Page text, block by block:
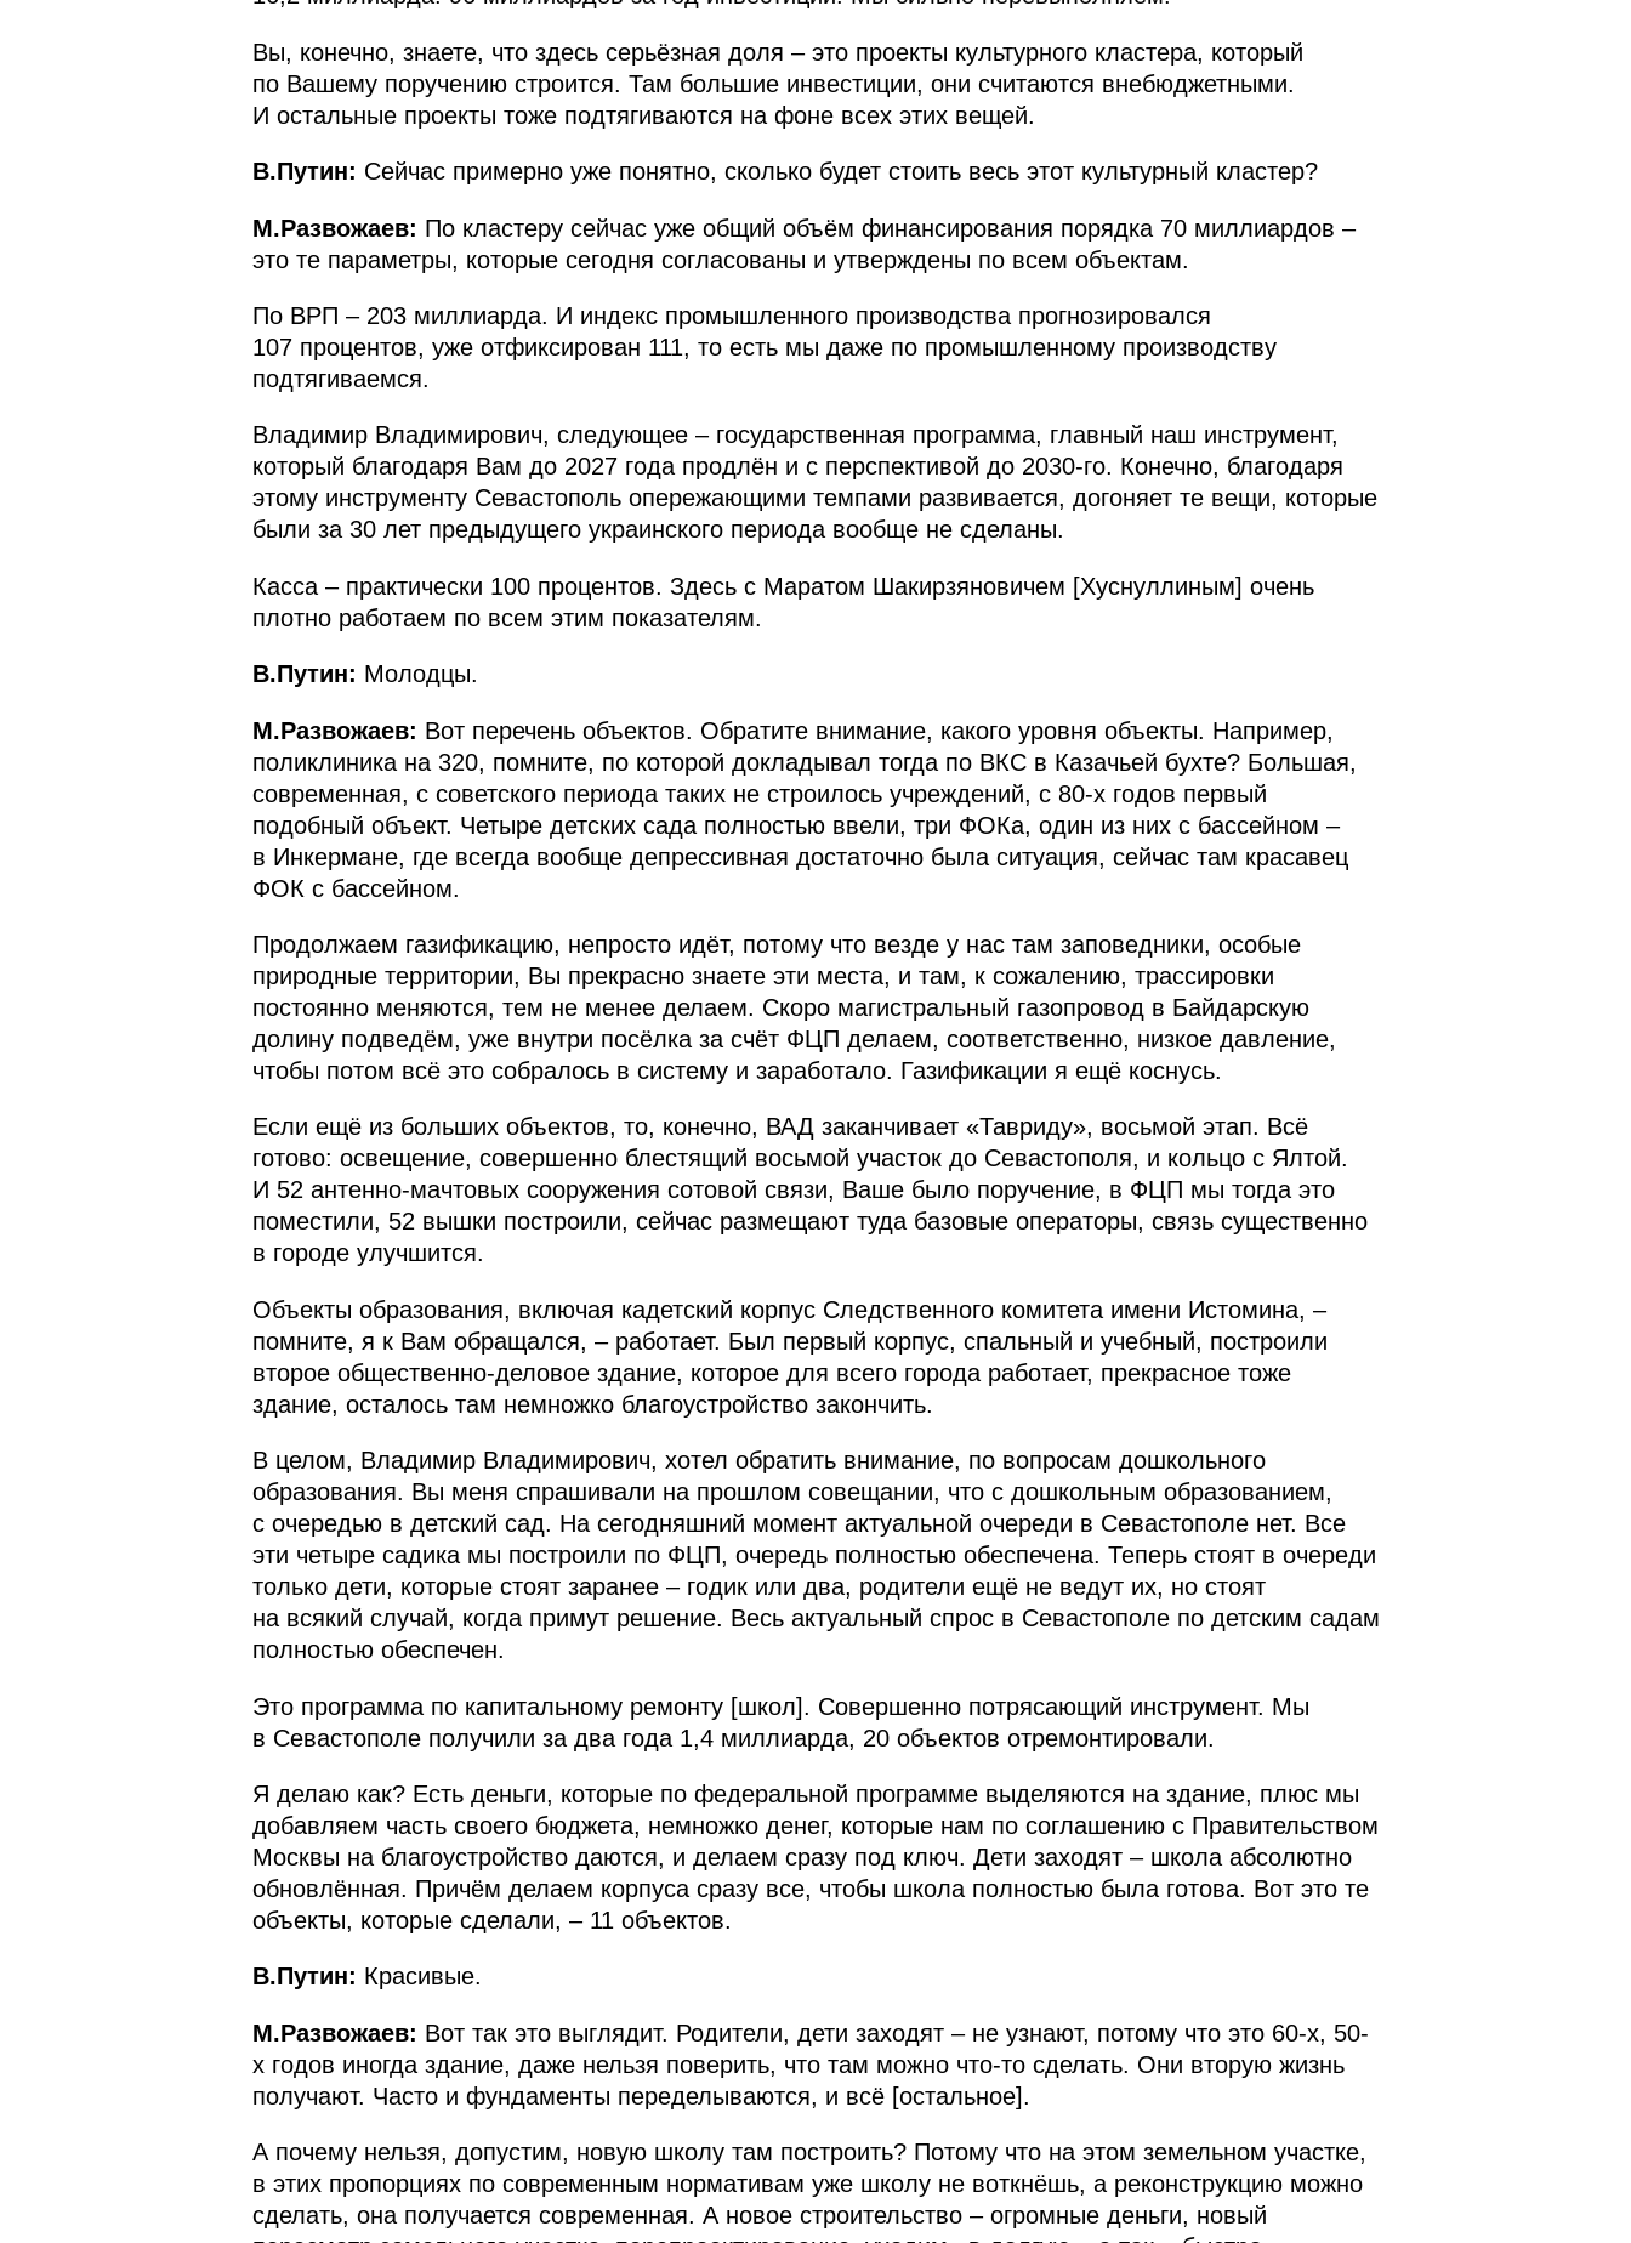
Вы, конечно, знаете, что здесь серьёзная доля – это проекты культурного кластера, который
по Вашему поручению строится. Там большие инвестиции, они считаются внебюджетными.
И остальные проекты тоже подтягиваются на фоне всех этих вещей.
В.Путин: Сейчас примерно уже понятно, сколько будет стоить весь этот культурный кластер?
М.Развожаев: По кластеру сейчас уже общий объём финансирования порядка 70 миллиардов –
это те параметры, которые сегодня согласованы и утверждены по всем объектам.
По ВРП – 203 миллиарда. И индекс промышленного производства прогнозировался
107 процентов, уже отфиксирован 111, то есть мы даже по промышленному производству
подтягиваемся.
Владимир Владимирович, следующее – государственная программа, главный наш инструмент,
который благодаря Вам до 2027 года продлён и с перспективой до 2030-го. Конечно, благодаря
этому инструменту Севастополь опережающими темпами развивается, догоняет те вещи, которые
были за 30 лет предыдущего украинского периода вообще не сделаны.
Касса – практически 100 процентов. Здесь с Маратом Шакирзяновичем [Хуснуллиным] очень
плотно работаем по всем этим показателям.
В.Путин: Молодцы.
М.Развожаев: Вот перечень объектов. Обратите внимание, какого уровня объекты. Например,
поликлиника на 320, помните, по которой докладывал тогда по ВКС в Казачьей бухте? Большая,
современная, с советского периода таких не строилось учреждений, с 80-х годов первый
подобный объект. Четыре детских сада полностью ввели, три ФОКа, один из них с бассейном –
в Инкермане, где всегда вообще депрессивная достаточно была ситуация, сейчас там красавец
ФОК с бассейном.
Продолжаем газификацию, непросто идёт, потому что везде у нас там заповедники, особые
природные территории, Вы прекрасно знаете эти места, и там, к сожалению, трассировки
постоянно меняются, тем не менее делаем. Скоро магистральный газопровод в Байдарскую
долину подведём, уже внутри посёлка за счёт ФЦП делаем, соответственно, низкое давление,
чтобы потом всё это собралось в систему и заработало. Газификации я ещё коснусь.
Если ещё из больших объектов, то, конечно, ВАД заканчивает «Тавриду», восьмой этап. Всё
готово: освещение, совершенно блестящий восьмой участок до Севастополя, и кольцо с Ялтой.
И 52 антенно-мачтовых сооружения сотовой связи, Ваше было поручение, в ФЦП мы тогда это
поместили, 52 вышки построили, сейчас размещают туда базовые операторы, связь существенно
в городе улучшится.
Объекты образования, включая кадетский корпус Следственного комитета имени Истомина, –
помните, я к Вам обращался, – работает. Был первый корпус, спальный и учебный, построили
второе общественно-деловое здание, которое для всего города работает, прекрасное тоже
здание, осталось там немножко благоустройство закончить.
В целом, Владимир Владимирович, хотел обратить внимание, по вопросам дошкольного
образования. Вы меня спрашивали на прошлом совещании, что с дошкольным образованием,
с очередью в детский сад. На сегодняшний момент актуальной очереди в Севастополе нет. Все
эти четыре садика мы построили по ФЦП, очередь полностью обеспечена. Теперь стоят в очереди
только дети, которые стоят заранее – годик или два, родители ещё не ведут их, но стоят
на всякий случай, когда примут решение. Весь актуальный спрос в Севастополе по детским садам
полностью обеспечен.
Это программа по капитальному ремонту [школ]. Совершенно потрясающий инструмент. Мы
в Севастополе получили за два года 1,4 миллиарда, 20 объектов отремонтировали.
Я делаю как? Есть деньги, которые по федеральной программе выделяются на здание, плюс мы
добавляем часть своего бюджета, немножко денег, которые нам по соглашению с Правительством
Москвы на благоустройство даются, и делаем сразу под ключ. Дети заходят – школа абсолютно
обновлённая. Причём делаем корпуса сразу все, чтобы школа полностью была готова. Вот это те
объекты, которые сделали, – 11 объектов.
В.Путин: Красивые.
М.Развожаев: Вот так это выглядит. Родители, дети заходят – не узнают, потому что это 60-х, 50-
х годов иногда здание, даже нельзя поверить, что там можно что-то сделать. Они вторую жизнь
получают. Часто и фундаменты переделываются, и всё [остальное].
А почему нельзя, допустим, новую школу там построить? Потому что на этом земельном участке,
в этих пропорциях по современным нормативам уже школу не воткнёшь, а реконструкцию можно
сделать, она получается современная. А новое строительство – огромные деньги, новый